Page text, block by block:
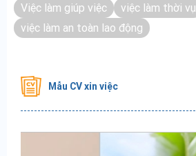
Việc làm giúp việc
việc làm thời vụ
việc làm an toàn lao động
Mẫu CV xin việc